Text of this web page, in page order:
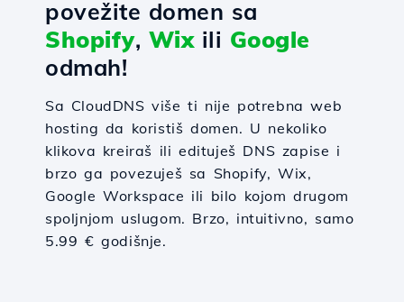
povežite domen sa
Shopify, Wixili Google
odmah!
Sa CloudDNS više ti nije potrebna web
hosting da koristiš domen. U nekoliko
klikova kreiraš ili edituješ DNS zapise i
brzo ga povezuješ sa Shopify, Wix,
Google Workspace ili bilo kojom drugom
spoljnjom uslugom. Brzo, intuitivno, samo
5.99 € godišnje.